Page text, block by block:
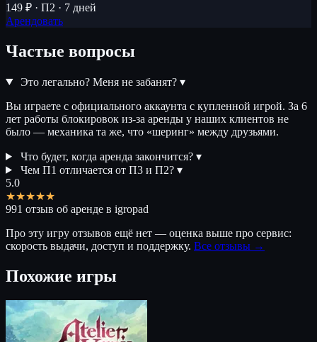
149 ₽ · П2 · 7 дней
Арендовать
Частые вопросы
Это легально? Меня не забанят? ▾
Вы играете с официального аккаунта с купленной игрой. За 6
лет работы блокировок из-за аренды у наших клиентов не
было — механика та же, что «шеринг» между друзьями.
Что будет, когда аренда закончится? ▾
Чем П1 отличается от П3 и П2? ▾
5.0
★★★★★
991 отзыв об аренде в igropad
Про эту игру отзывов ещё нет — оценка выше про сервис:
скорость выдачи, доступ и поддержку. Все отзывы →
Похожие игры